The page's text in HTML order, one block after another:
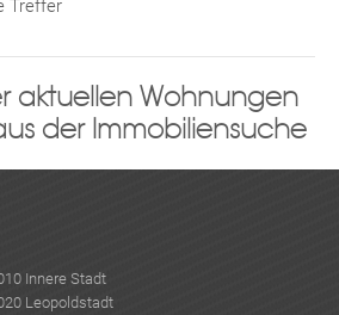
Treffer
aktuellen Wohnungen
der Immobiliensuche
Innere Stadt
Leopoldstadt